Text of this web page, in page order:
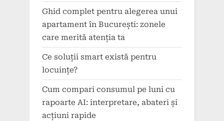
Ghid complet pentru alegerea unui
apartament în București: zonele
care merită atenția ta
Ce soluții smart există pentru
locuințe?
Cum compari consumul pe luni cu
rapoarte AI: interpretare, abateri și
acțiuni rapide